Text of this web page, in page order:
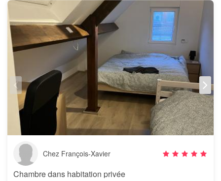
Chez François-Xavier
Chambre dans habitation privée